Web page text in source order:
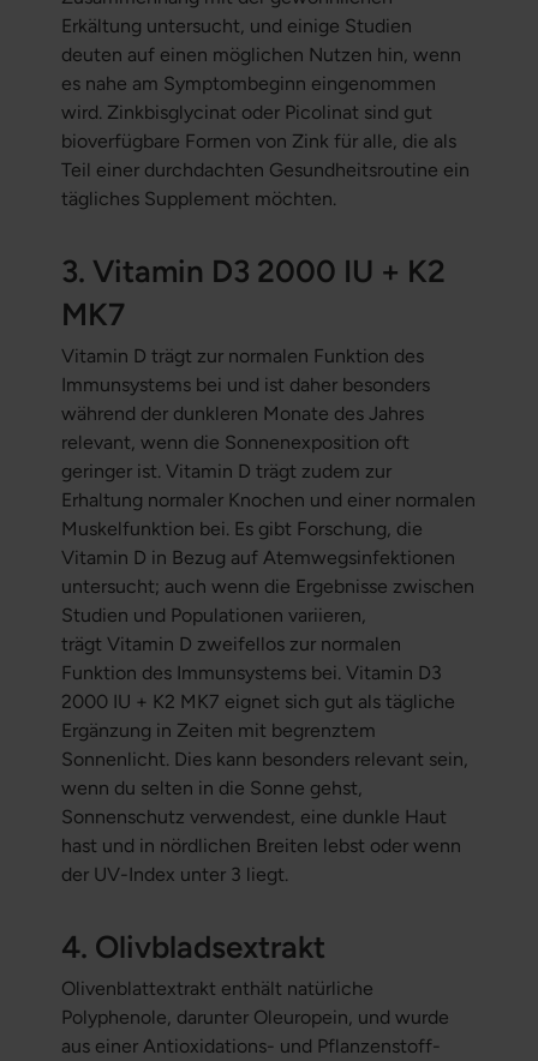
Erkältung untersucht, und einige Studien
deuten auf einen möglichen Nutzen hin, wenn
es nahe am Symptombeginn eingenommen
wird. Zinkbisglycinat oder Picolinat sind gut
bioverfügbare Formen von Zink für alle, die als
Teil einer durchdachten Gesundheitsroutine ein
tägliches Supplement möchten.
3. Vitamin D3 2000 IU + K2
MK7
Vitamin D trägt zur normalen Funktion des
Immunsystems bei und ist daher besonders
während der dunkleren Monate des Jahres
relevant, wenn die Sonnenexposition oft
geringer ist. Vitamin D trägt zudem zur
Erhaltung normaler Knochen und einer normalen
Muskelfunktion bei. Es gibt Forschung, die
Vitamin D in Bezug auf Atemwegsinfektionen
untersucht; auch wenn die Ergebnisse zwischen
Studien und Populationen variieren,
trägt Vitamin D zweifellos zur normalen
Funktion des Immunsystems bei. Vitamin D3
2000 IU + K2 MK7 eignet sich gut als tägliche
Ergänzung in Zeiten mit begrenztem
Sonnenlicht. Dies kann besonders relevant sein,
wenn du selten in die Sonne gehst,
Sonnenschutz verwendest, eine dunkle Haut
hast und in nördlichen Breiten lebst oder wenn
der UV-Index unter 3 liegt.
4. Olivbladsextrakt
Olivenblattextrakt enthält natürliche
Polyphenole, darunter Oleuropein, und wurde
aus einer Antioxidations- und Pflanzenstoff-